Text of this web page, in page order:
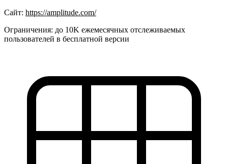
Сайт: https://amplitude.com/
Ограничения: до 10K ежемесячных отслеживаемых
пользователей в бесплатной версии